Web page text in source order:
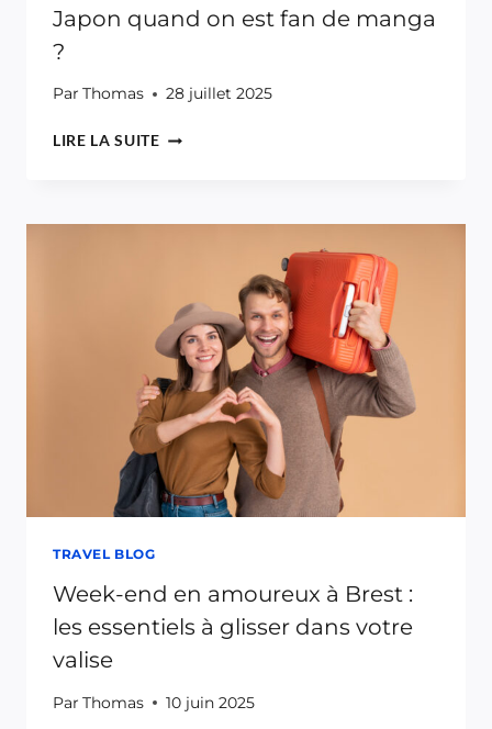
Japon quand on est fan de manga
?
Par Thomas 28 juillet 2025
LIRE LA SUITEEST-
VOYAGER
ON
EST
FAN
DE
MANGA
?
TRAVEL BLOG
Week-end en amoureux à Brest :
les essentiels à glisser dans votre
valise
Par Thomas 10 juin 2025